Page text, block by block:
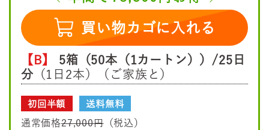
買い物カゴに入れる
【B】
5箱（50本（1カートン））/25日
分 （1日2本）（ご家族と）
初回半額 送料無料
通常価格27,000円（税込）